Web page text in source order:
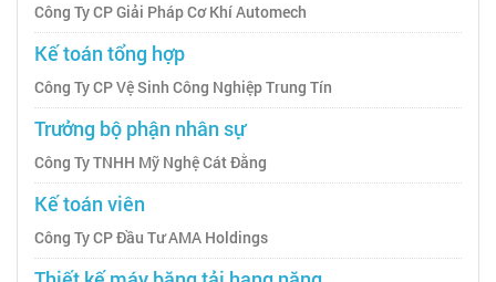
Công Ty CP Giải Pháp Cơ Khí Automech
Kế toán tổng hợp
Công Ty CP Vệ Sinh Công Nghiệp Trung Tín
Trưởng bộ phận nhân sự
Công Ty TNHH Mỹ Nghệ Cát Đằng
Kế toán viên
Công Ty CP Đầu Tư AMA Holdings